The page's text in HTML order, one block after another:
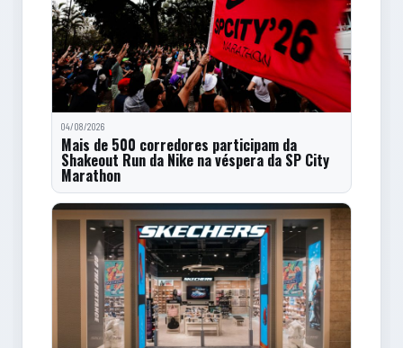
04/08/2026
Mais de 500 corredores participam da
Shakeout Run da Nike na véspera da SP City
Marathon